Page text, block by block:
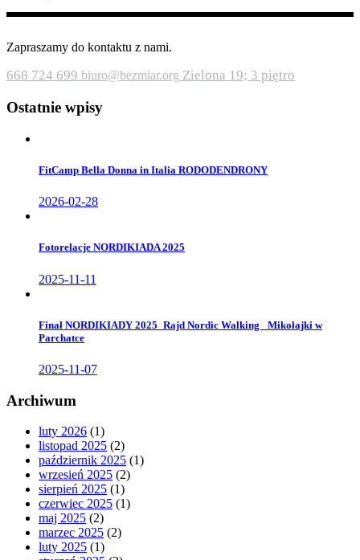
Zapraszamy do kontaktu z nami.
668 724 699 biuro@bezmiar.org Zielona 19; 3 piętro
Ostatnie wpisy
FitCamp Bella Donna in Italia RODODENDRONY
2026-02-28
Fotorelacje NORDIKIADA 2025
2025-11-11
Finał NORDIKIADY 2025_Rajd Nordic Walking _Mikołajki w
Parchatce
2025-11-07
Archiwum
luty 2026 (1)
listopad 2025 (2)
październik 2025 (1)
wrzesień 2025 (2)
sierpień 2025 (1)
czerwiec 2025 (1)
maj 2025 (2)
marzec 2025 (2)
luty 2025 (1)